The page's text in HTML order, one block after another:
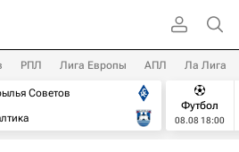
РПЛ Лига Европы АПЛ Ла Лига
Советов
Футбол
08.08 18:00